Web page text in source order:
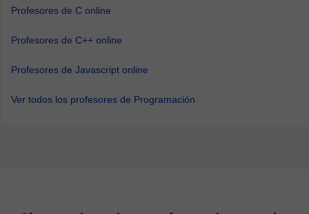
Profesores de C online
Profesores de C++ online
Profesores de Javascript online
Ver todos los profesores de Programación